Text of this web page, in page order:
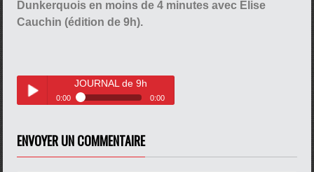
Dunkerquois en moins de 4 minutes avec Elise
Cauchin (édition de 9h).
JOURNAL de 9h
0:00 0:00
ENVOYER UN COMMENTAIRE